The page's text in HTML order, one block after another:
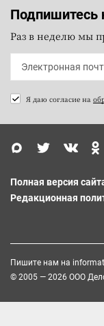
Подпишитесь
Раз в неделю мы
Я даю согласие на
Полная версия
Редакционная
Пишите нам на
© 2005 — 2026 ООО